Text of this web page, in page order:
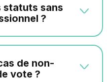
statuts sans
?
de non-
vote ?